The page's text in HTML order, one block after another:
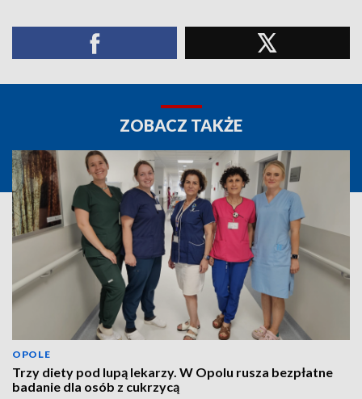
ZOBACZ TAKŻE
OPOLE
Trzy diety pod lupą lekarzy. W Opolu rusza bezpłatne
badanie dla osób z cukrzycą